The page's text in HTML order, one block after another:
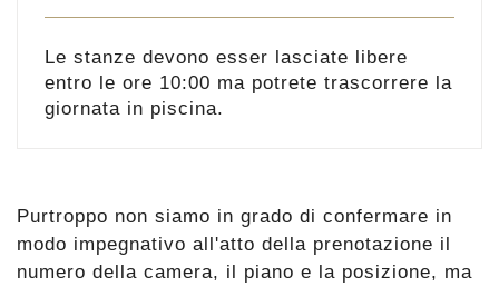
Le stanze devono esser lasciate libere
entro le ore 10:00 ma potrete trascorrere la
giornata in piscina.
Purtroppo non siamo in grado di confermare in
modo impegnativo all'atto della prenotazione il
numero della camera, il piano e la posizione, ma